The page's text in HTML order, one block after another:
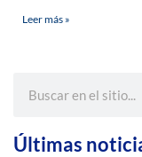
Leer más »
Últimas